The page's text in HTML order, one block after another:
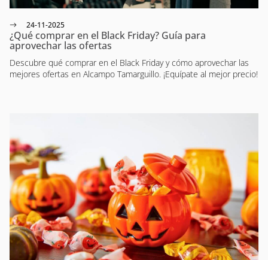
24-11-2025
¿Qué comprar en el Black Friday? Guía para
aprovechar las ofertas
Descubre qué comprar en el Black Friday y cómo aprovechar las
mejores ofertas en Alcampo Tamarguillo. ¡Equípate al mejor precio!